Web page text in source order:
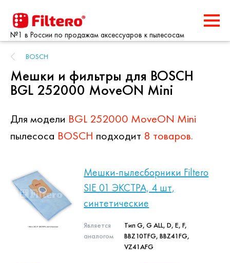
№1 в России по продажам аксессуаров к пылесосам
BOSCH
Мешки и фильтры для BOSCH
BGL 252000 MoveON Mini
Для модели BGL 252000 MoveON Mini
пылесоса BOSCH подходит 8 товаров.
Мешки-пылесборники Filtero
SIE 01 ЭКСТРА, 4 шт,
синтетические
Является
аналогом
Тип G, G ALL, D, E, F,
BBZ10TFG, BBZ41FG,
VZ41AFG